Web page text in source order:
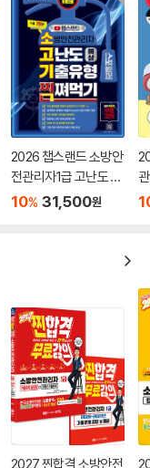
2026 챕스랜드 소방안
전관리자1급 고난도 예
상 기출유형 찜쪄먹기
10% 31,500원
+
2027 찐합격 소방안전